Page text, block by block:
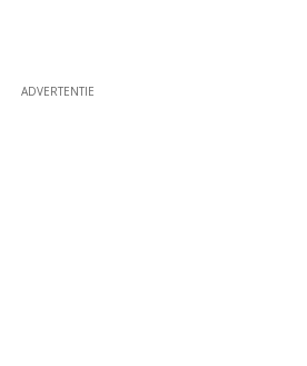
ADVERTENTIE